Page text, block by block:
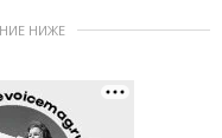
НИЖЕ